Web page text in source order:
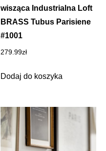
wisząca Industrialna Loft
BRASS Tubus Parisiene
#1001
279.99zł
Dodaj do koszyka